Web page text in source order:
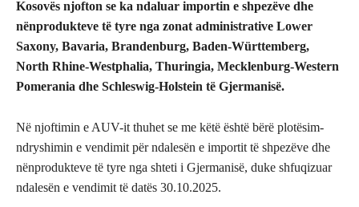
Kosovës njofton se ka ndaluar importin e shpezëve dhe
nënprodukteve të tyre nga zonat administrative Lower
Saxony, Bavaria, Brandenburg, Baden-Württemberg,
North Rhine-Westphalia, Thuringia, Mecklenburg-Western
Pomerania dhe Schleswig-Holstein të Gjermanisë.
Në njoftimin e AUV-it thuhet se me këtë është bërë plotësim-
ndryshimin e vendimit për ndalesën e importit të shpezëve dhe
nënprodukteve të tyre nga shteti i Gjermanisë, duke shfuqizuar
ndalesën e vendimit të datës 30.10.2025.